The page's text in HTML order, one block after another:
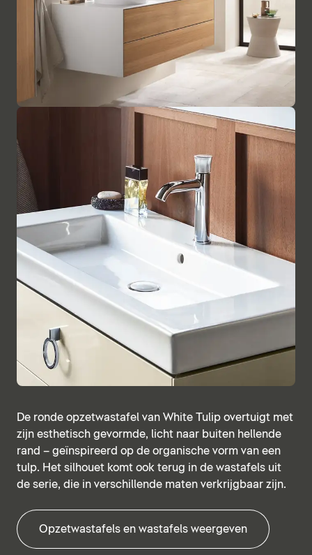
De ronde opzetwastafel van White Tulip overtuigt met
zijn esthetisch gevormde, licht naar buiten hellende
rand – geïnspireerd op de organische vorm van een
tulp. Het silhouet komt ook terug in de wastafels uit
de serie, die in verschillende maten verkrijgbaar zijn.
Opzetwastafels en wastafels weergeven